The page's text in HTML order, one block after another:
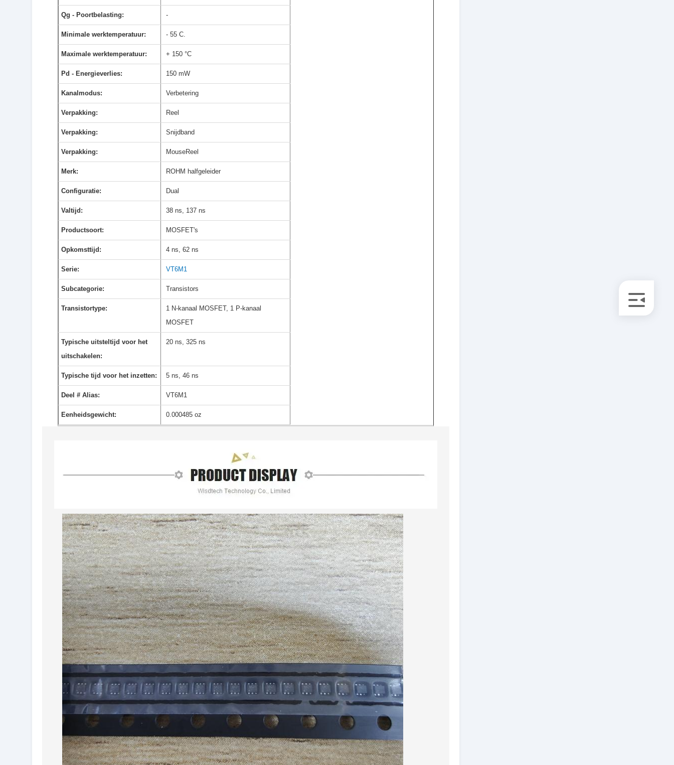
Qg - Poortbelasting: -
Minimale werktemperatuur: - 55 C.
Maximale werktemperatuur: + 150 °C
Pd - Energieverlies: 150 mW
Kanalmodus: Verbetering
Verpakking: Reel
Verpakking: Snijdband
Verpakking: MouseReel
Merk: ROHM halfgeleider
Configuratie: Dual
Valtijd: 38 ns, 137 ns
Productsoort: MOSFET's
Opkomsttijd: 4 ns, 62 ns
Serie: VT6M1
Subcategorie: Transistors
Transistortype:
1 N-kanaal MOSFET, 1 P-kanaal
MOSFET
Typische uitsteltijd voor het
uitschakelen:
20 ns, 325 ns
Typische tijd voor het inzetten: 5 ns, 46 ns
Deel # Alias: VT6M1
Eenheidsgewicht: 0.000485 oz